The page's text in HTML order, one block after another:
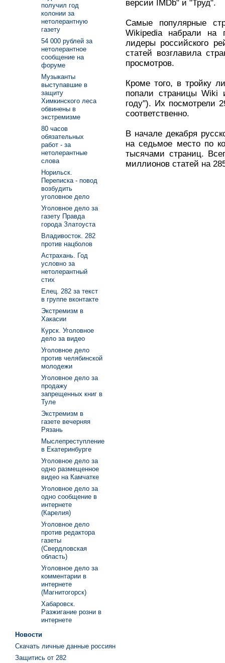
версии IMDb" и "Труд".
Самые популярные
Wikipedia набрали на
лидеры российского
статей возглавила
просмотров.
Кроме того, в тройку
попали страницы
году"). Их посмотрели
соответственно.
В начале декабря
на седьмое место по
тысячами страниц.
миллионов статей на
получил год
колонии за
нетолерантную
газету
54 000 рублей за
нетолерантное
сообщение на
форуме
Музыканты
выступавшие в
защиту
Химкинского леса
обвинены в
экстремизме
80 часов
обязательных
работ - за
нетолерантные
слова
Норильск.
Переписка - повод
возбудить
уголовное дело
Уголовное дело за
газету Правда
города Златоуста
Владивосток. 282
против нацболов
Астрахань. Год
условно за
нетолерантный
стих
Елец. 282 за текст
в группе вконтакте
Экстремизм в
Хакасии
Курск. Уголовное
дело за видео
Уголовное дело
против челябинской
молодежи
Уголовное дело за
продажу
запрещенных книг в
Туле
Экстремизм в
газете вечерняя
Рязань
Мыслепреступление
в Екатеринбурге
Уголовное дело за
одно размещенное
видео на Камчатке
Уголовное дело за
одно сообщение в
интернете
(Карелия)
Уголовное дело
против редактора
газеты
(Свердловская
область)
Уголовное дело за
комментарии в
интернете
(Магнитогорск)
Хабаровск.
Разжигание розни в
интернете
Новости
Скачать личные данные россиян
Защитись от 282